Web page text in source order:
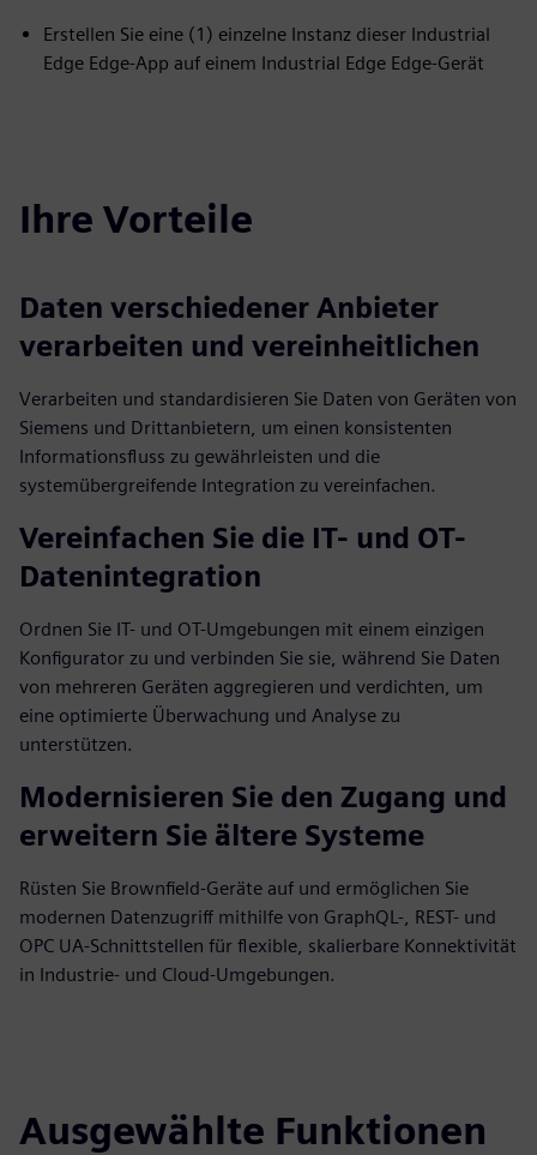
Erstellen Sie eine (1) einzelne Instanz dieser Industrial
Edge Edge-App auf einem Industrial Edge Edge-Gerät
Ihre Vorteile
Daten verschiedener Anbieter
verarbeiten und vereinheitlichen
Verarbeiten und standardisieren Sie Daten von Geräten von
Siemens und Drittanbietern, um einen konsistenten
Informationsfluss zu gewährleisten und die
systemübergreifende Integration zu vereinfachen.
Vereinfachen Sie die IT- und OT-
Datenintegration
Ordnen Sie IT- und OT-Umgebungen mit einem einzigen
Konfigurator zu und verbinden Sie sie, während Sie Daten
von mehreren Geräten aggregieren und verdichten, um
eine optimierte Überwachung und Analyse zu
unterstützen.
Modernisieren Sie den Zugang und
erweitern Sie ältere Systeme
Rüsten Sie Brownfield-Geräte auf und ermöglichen Sie
modernen Datenzugriff mithilfe von GraphQL-, REST- und
OPC UA-Schnittstellen für flexible, skalierbare Konnektivität
in Industrie- und Cloud-Umgebungen.
Ausgewählte Funktionen